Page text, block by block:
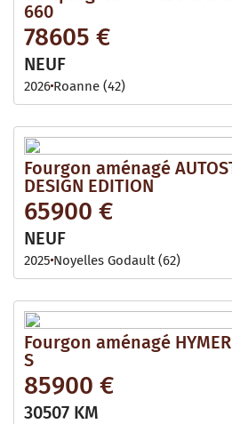
660
78605 €
NEUF
2026 Roanne (42)
Fourgon aménagé
DESIGN EDITION
65900 €
NEUF
2025 Noyelles Godault (62)
Fourgon aménagé HYMER
S
85900 €
30507 KM